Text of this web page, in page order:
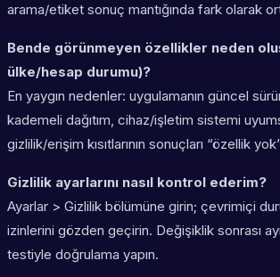
arama/etiket sonuç mantığında fark olarak
Bende görünmeyen özellikler neden
ülke/hesap durumu)?
En yaygın nedenler: uygulamanın güncel
kademeli dağıtım, cihaz/işletim sistemi
gizlilik/erişim kısıtlarının sonuçları “özellik
Gizlilik ayarlarını nasıl kontrol ederim?
Ayarlar > Gizlilik bölümüne girin; çevrimiçi
izinlerini gözden geçirin. Değişiklik sonrası
testiyle doğrulama yapın.